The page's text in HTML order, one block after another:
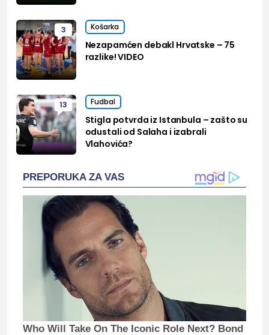
3 Košarka
Nezapamćen debakl Hrvatske – 75
razlike! VIDEO
13 Fudbal
Stigla potvrda iz Istanbula – zašto su
odustali od Salaha i izabrali
Vlahovića?
PREPORUKA ZA VAS
Who Will Take On The Iconic Role Next? Bond